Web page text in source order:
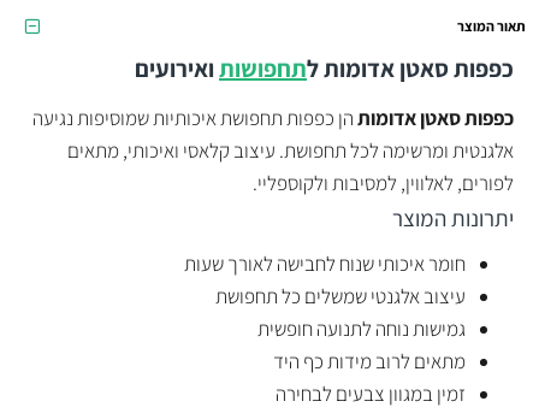
תאור המוצר
כפפות סאטן אדומותלתחפושותואירועים
כפפות סאטן אדומותהן כפפות תחפושת איכותיות שמוסיפות נגיעה
אלגנטית ומרשימה לכל תחפושת. עיצוב קלאסי ואיכותי, מתאים
לפורים, לאלווין, למסיבות ולקוספליי.
יתרונות המוצר
חומר איכותי שנוח לחבישה לאורך שעות
עיצוב אלגנטי שמשלים כל תחפושת
גמישות נוחה לתנועה חופשית
מתאים לרוב מידות כף היד
זמין במגוון צבעים לבחירה